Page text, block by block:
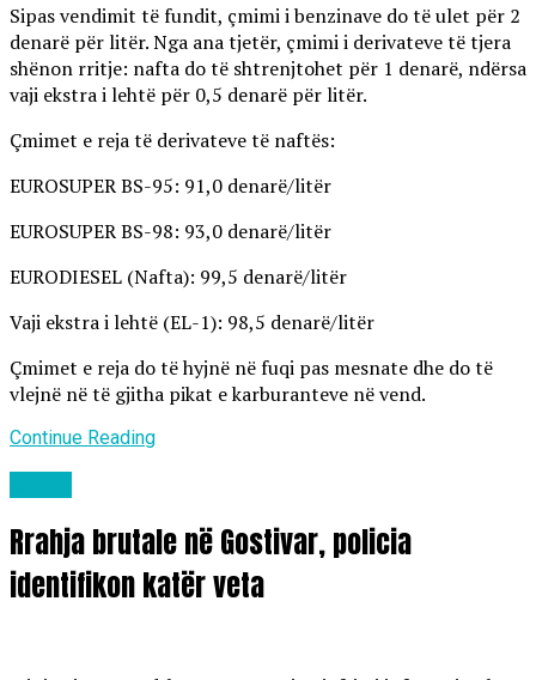
Sipas vendimit të fundit, çmimi i benzinave do të ulet për 2
denarë për litër. Nga ana tjetër, çmimi i derivateve të tjera
shënon rritje: nafta do të shtrenjtohet për 1 denarë, ndërsa
vaji ekstra i lehtë për 0,5 denarë për litër.
Çmimet e reja të derivateve të naftës:
EUROSUPER BS-95: 91,0 denarë/litër
EUROSUPER BS-98: 93,0 denarë/litër
EURODIESEL (Nafta): 99,5 denarë/litër
Vaji ekstra i lehtë (EL-1): 98,5 denarë/litër
Çmimet e reja do të hyjnë në fuqi pas mesnate dhe do të
vlejnë në të gjitha pikat e karburanteve në vend.
Continue Reading
Rrahja brutale në Gostivar, policia
identifikon katër veta